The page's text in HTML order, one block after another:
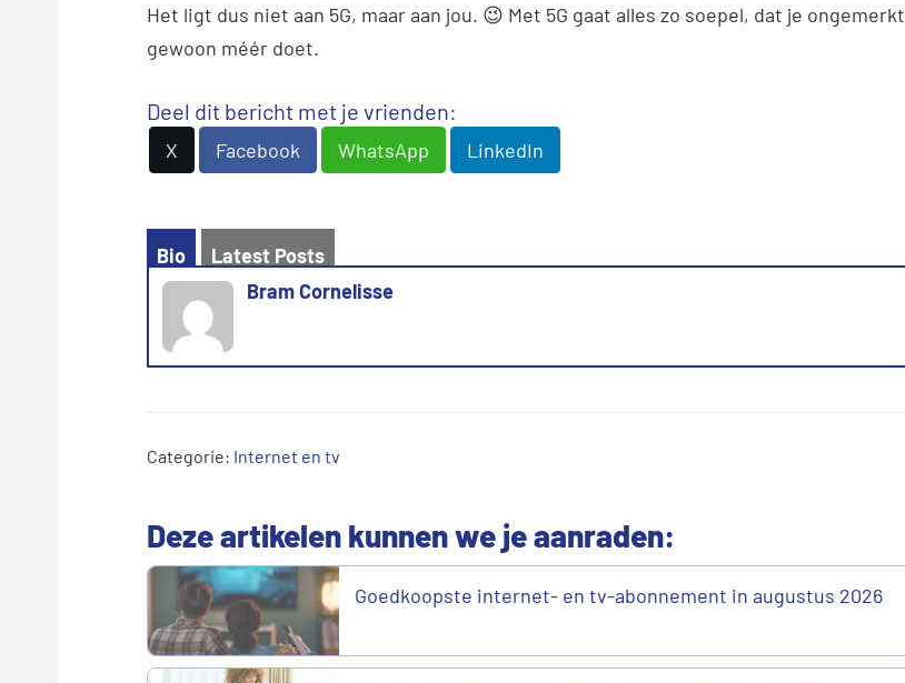
Het ligt dus niet aan 5G, maar aan jou. 😉 Met 5G gaat alles zo soepel, dat je ongemerkt
gewoon méér doet.
Deel dit bericht met je vrienden:
X Facebook WhatsApp LinkedIn
Bio
Latest Posts
Bram Cornelisse
Categorie: Internet en tv
Deze artikelen kunnen we je aanraden:
Goedkoopste internet- en tv-abonnement in augustus 2026